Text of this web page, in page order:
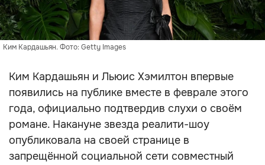
Ким Кардашьян. Фото: Getty Images
Ким Кардашьян и Льюис Хэмилтон впервые
появились на публике вместе в феврале этого
года, официально подтвердив слухи о своём
романе. Накануне звезда реалити-шоу
опубликовала на своей странице в
запрещённой социальной сети совместный